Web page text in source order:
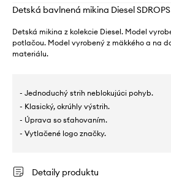
Detská bavlnená mikina Diesel SDROPS
Detská mikina z kolekcie Diesel. Model
potlačou. Model vyrobený z mäkkého a na
materiálu.
- Jednoduchý strih neblokujúci pohyb.
- Klasický, okrúhly výstrih.
- Úprava so sťahovaním.
- Vytlačené logo značky.
Detaily produktu